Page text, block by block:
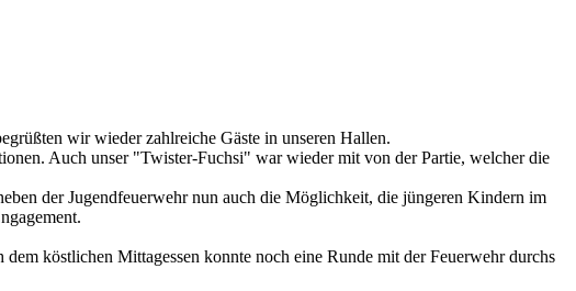
wir wieder zahlreiche Gäste in unseren Hallen.
Auch unser "Twister-Fuchsi" war wieder mit von der Partie, welcher die
der Jugendfeuerwehr nun auch die Möglichkeit, die jüngeren Kindern im
köstlichen Mittagessen konnte noch eine Runde mit der Feuerwehr durchs